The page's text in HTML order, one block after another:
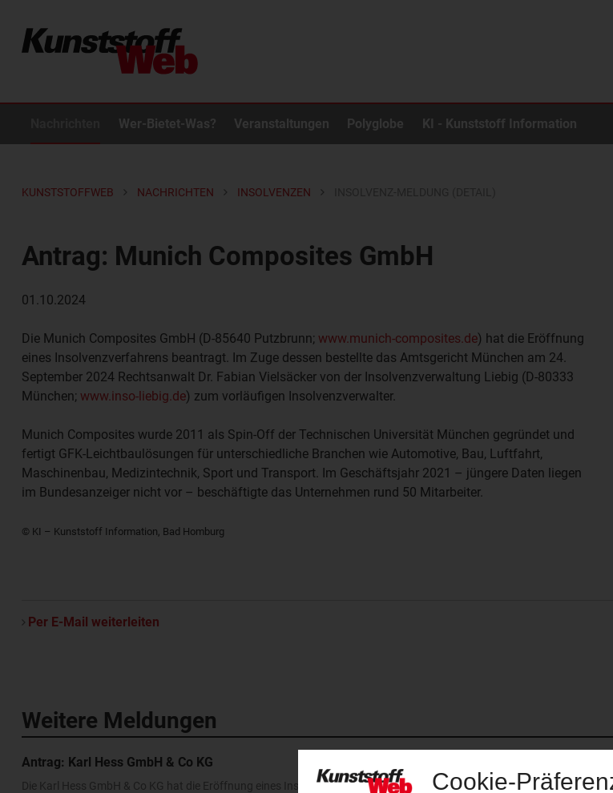
Wer-Bietet-Was? Veranstaltungen Polyglobe KI - Kunststoff Information
KUNSTSTOFFWEB NACHRICHTEN INSOLVENZEN
Antrag: Munich Composites GmbH
01.10.2024
Die Munich Composites GmbH (D-85640 Putzbrunn; www.munich-composites.de) hat die Eröffnung
eines Insolvenzverfahrens beantragt. Im Zuge dessen bestellte das Amtsgericht München am 24.
September 2024 Rechtsanwalt Dr. Fabian Vielsäcker von der Insolvenzverwaltung Liebig (D-80333
München; www.inso-liebig.de) zum vorläufigen Insolvenzverwalter.
Munich Composites wurde 2011 als Spin-Off der Technischen Universität München gegründet und
fertigt GFK-Leichtbaulösungen für unterschiedliche Branchen wie Automotive, Bau, Luftfahrt,
Maschinenbau, Medizintechnik, Sport und Transport. Im Geschäftsjahr 2021 – jüngere Daten liegen
im Bundesanzeiger nicht vor – beschäftigte das Unternehmen rund 50 Mitarbeiter.
© KI – Kunststoff Information, Bad Homburg
Per E-Mail weiterleiten
Weitere Meldungen
Antrag: Karl Hess GmbH & Co KG
Die Karl Hess GmbH & Co KG hat die Eröffnung eines Insolvenzverfahrens beantragt. Das Amtsgericht Siegen bestellte